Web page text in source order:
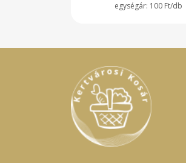
100 Ft/db